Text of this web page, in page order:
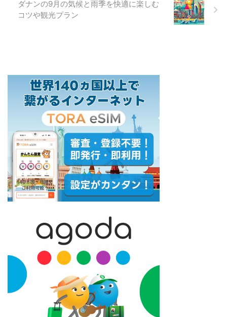
ダナンの9月の気候と雨季を快適に楽しむ
コツや観光プラン